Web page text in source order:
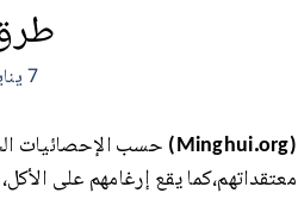
7 يناير، 2024 | بقلم مراسل مينغهوي بمقاطعة قوانسو
(Minghui.org)
معتقداتهم،كما يقع إرغامهم على